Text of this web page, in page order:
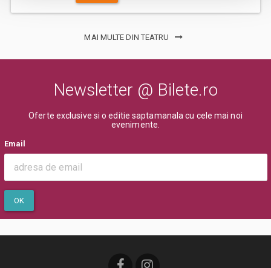
MAI MULTE DIN TEATRU
Newsletter @ Bilete.ro
Oferte exclusive si o editie saptamanala cu cele mai noi
evenimente.
Email
OK